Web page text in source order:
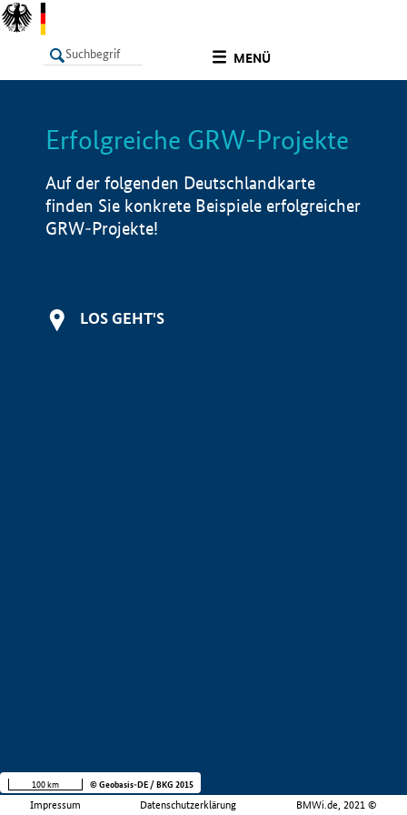
MENÜ
LISTE Info
Erfolgreiche GRW-Projekte
Auf der folgenden Deutschlandkarte
finden Sie konkrete Beispiele erfolgreicher
GRW-Projekte!
LOS GEHT'S
Impressum Datenschutzerklärung BMWi.de, 2021 ©
100 km © Geobasis-DE / BKG 2015